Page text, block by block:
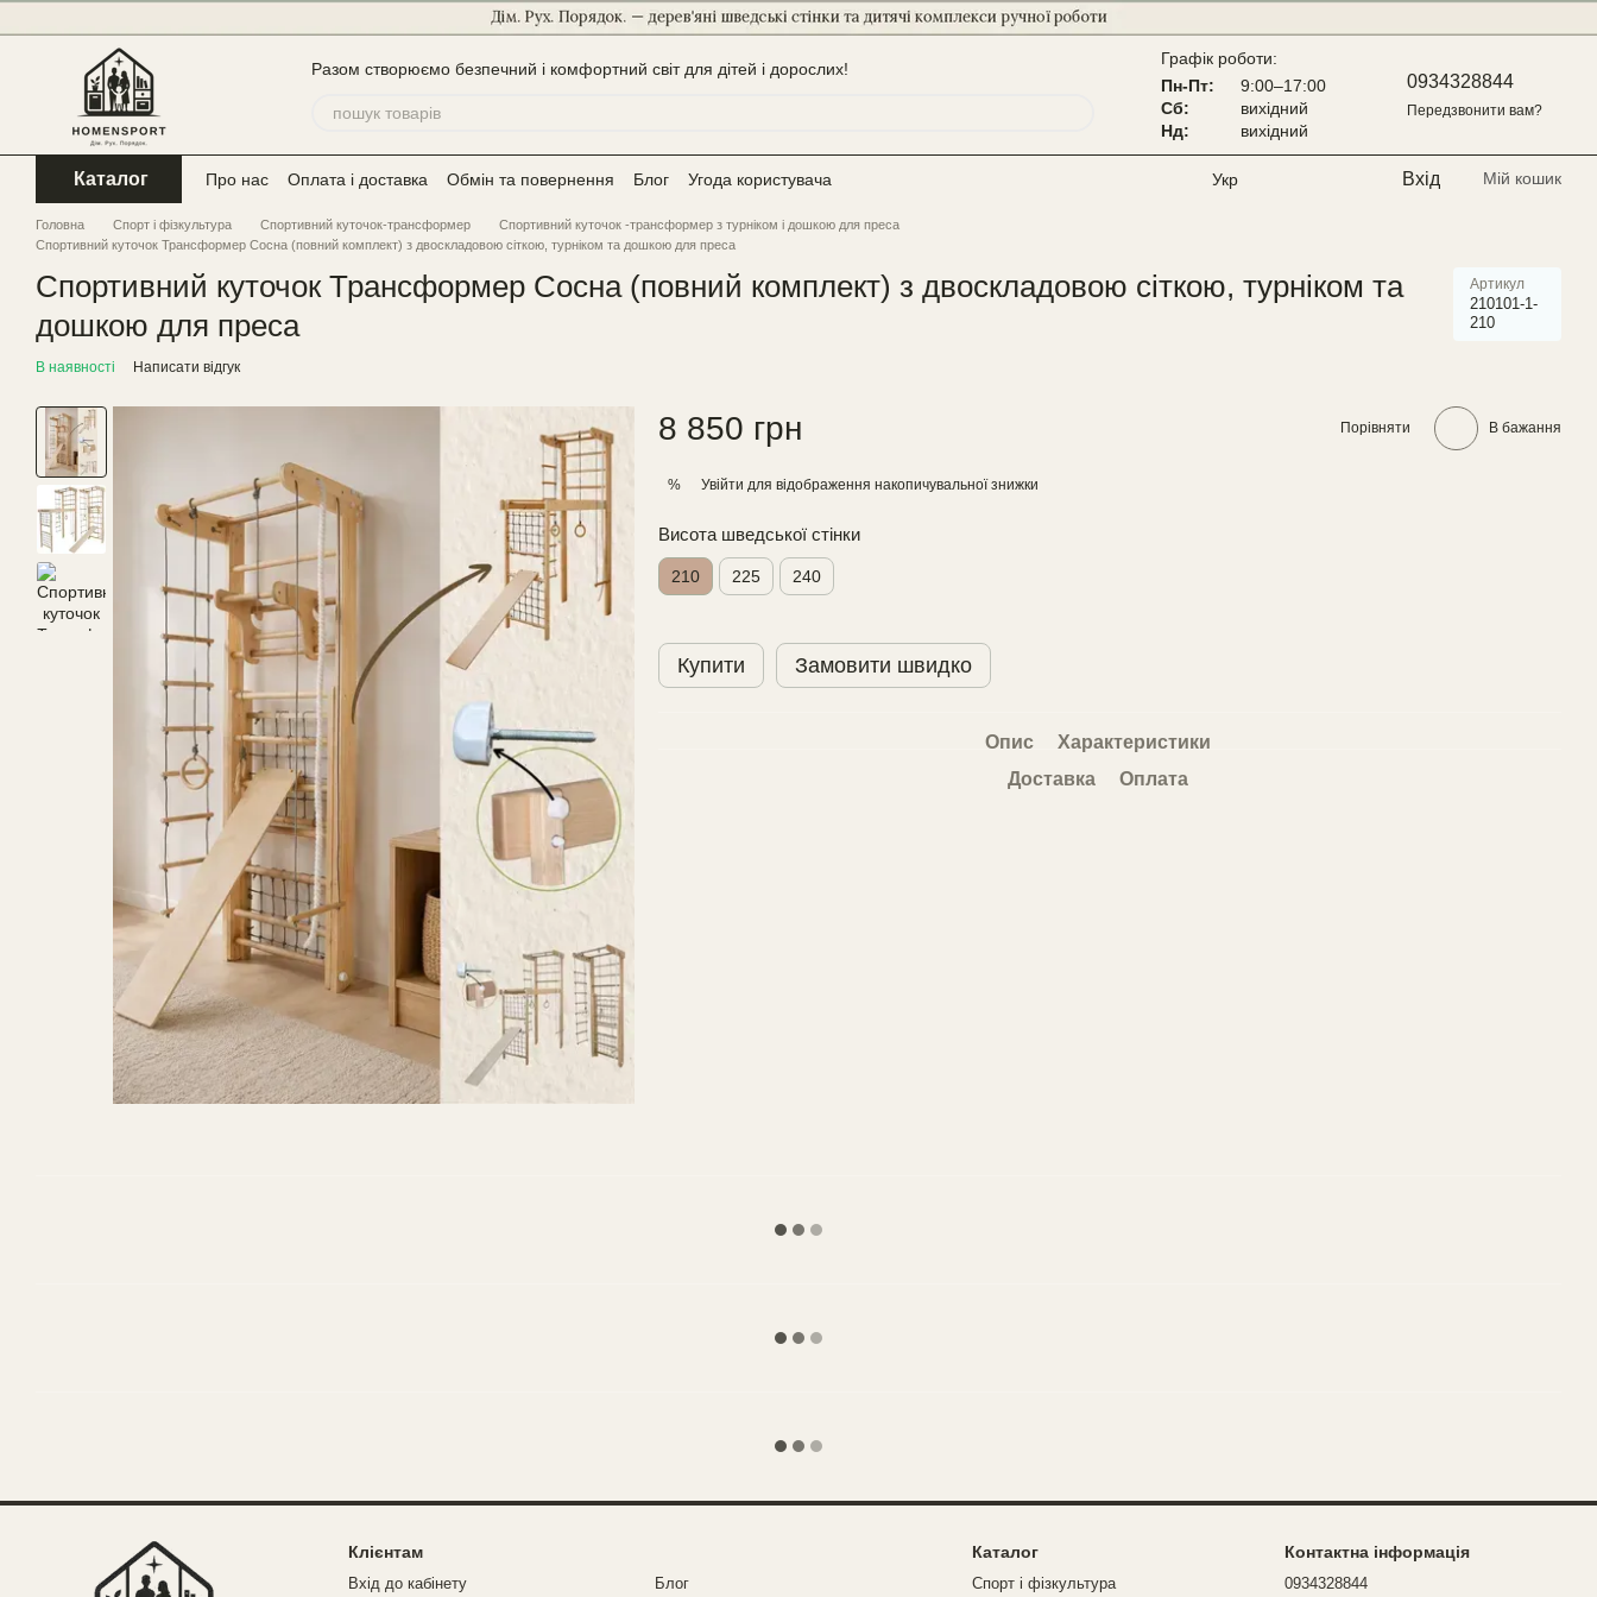
Разом створюємо безпечний і комфортний світ для дітей і дорослих!
Графік роботи:
Пн-Пт:
9:00–17:00
Сб:
вихідний
Нд:
вихідний
0934328844
Передзвонити вам?
Каталог Про нас Оплата і доставка Обмін та повернення Блог Угода користувача Укр Вхід Мій кошик
Головна Спорт і фізкультура Спортивний куточок-трансформер
Спортивний куточок -трансформер з турніком і дошкою для преса
Спортивний куточок Трансформер Сосна (повний комплект) з двоскладовою сіткою, турніком та дошкою для преса
Спортивний куточок Трансформер Сосна (повний комплект) з двоскладовою сіткою, турніком та
дошкою для преса
Артикул
210101-1-
210
В наявності Написати відгук
8 850 грн Порівняти В бажання
% Увійти для відображення накопичувальної знижки
Висота шведської стінки
210 225 240
Купити Замовити швидко
Опис
Характеристики
Доставка
Оплата
Клієнтам
Вхід до кабінету Блог
Каталог
Спорт і фізкультура
Контактна інформація
0934328844